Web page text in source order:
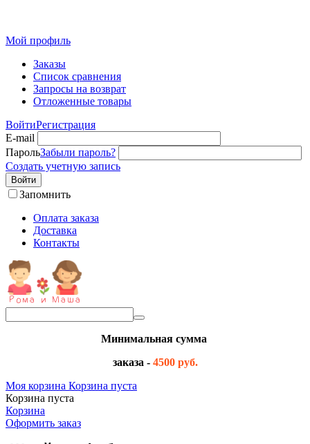
Мой профиль
Заказы
Список сравнения
Запросы на возврат
Отложенные товары
ВойтиРегистрация
E-mail
ПарольЗабыли пароль?
Создать учетную запись
Войти
Запомнить
Оплата заказа
Доставка
Контакты
Минимальная сумма
заказа - 4500 руб.
Моя корзина Корзина пуста
Корзина пуста
Корзина
Оформить заказ